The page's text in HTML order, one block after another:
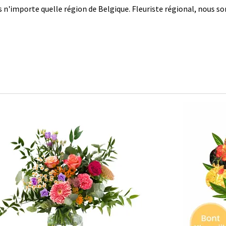
n'importe quelle région de Belgique. Fleuriste régional, nous